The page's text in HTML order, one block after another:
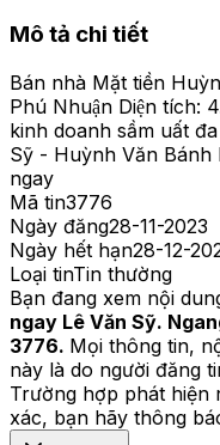
Mô tả chi tiết
Bán nhà Mặt tiền
Phú Nhuận Diện tích:
kinh doanh sầm uất
Sỹ - Huỳnh Văn Bánh
ngay
Mã tin3776
Ngày đăng28-11-2023
Ngày hết hạn28-12-
Loại tinTin thường
Bạn đang xem nội
ngay Lê Văn Sỹ.
3776. Mọi thông tin,
này là do người đăng
Trường hợp phát hiện
xác, bạn hãy thông